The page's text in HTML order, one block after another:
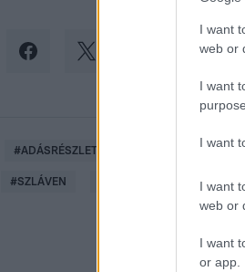
I want
web or
I want
I want
I want
web or
I want
or app.
#ADÁSRÉSZLETEK EMLÉKEZETES
#SZLÁVEN